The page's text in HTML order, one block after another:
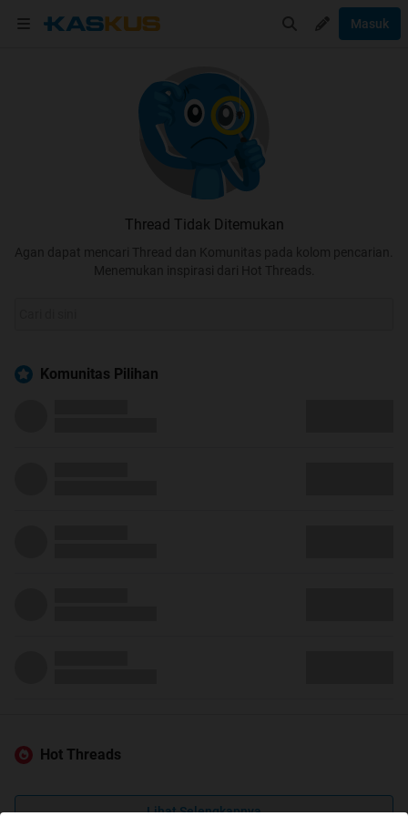
Masuk
Thread Tidak Ditemukan
Agan dapat mencari Thread dan Komunitas pada kolom pencarian.
Menemukan inspirasi dari Hot Threads.
Komunitas Pilihan
Hot Threads
Lihat Selengkapnya